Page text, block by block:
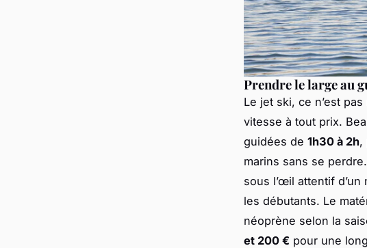
Prendre le large au
Le jet ski, ce n’est
vitesse à tout prix.
guidées de 1h30 à 2h,
marins sans se
sous l’œil attentif
les débutants. Le
néoprène selon la
et 200 € pour une